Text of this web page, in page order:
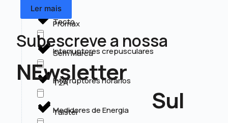
Tecto
Interruptores crepusculares
Interruptores horários
Medidores de Energia
Promax
Sem Marca
T2A
Taistel
Ler mais
Subescreve a nossa
NEwsletter
Sul